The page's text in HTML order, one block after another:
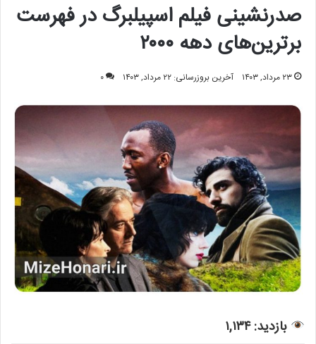
صدرنشینی فیلم اسپیلبرگ در فهرست
برترین‌های دهه ۲۰۰۰
۲۳ مرداد, ۱۴۰۳ آخرین بروزرسانی: ۲۲ مرداد, ۱۴۰۳ ۰
بازدید: ۱,۱۳۴